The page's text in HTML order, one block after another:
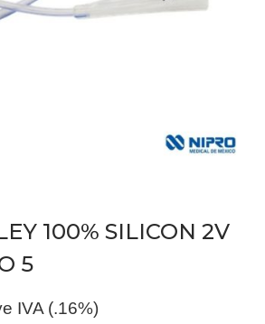
100% SILICON 2V
5
IVA (.16%)